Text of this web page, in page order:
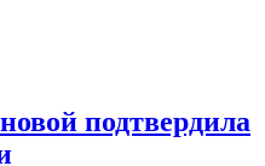
подтвердила